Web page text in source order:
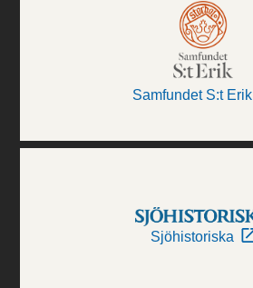
Samfundet S:t Erik
Sjöhistoriska